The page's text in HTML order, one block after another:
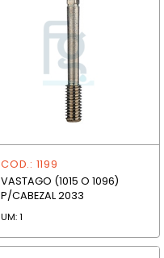
COD.: 1199
VASTAGO (1015 O 1096)
P/CABEZAL 2033
UM: 1